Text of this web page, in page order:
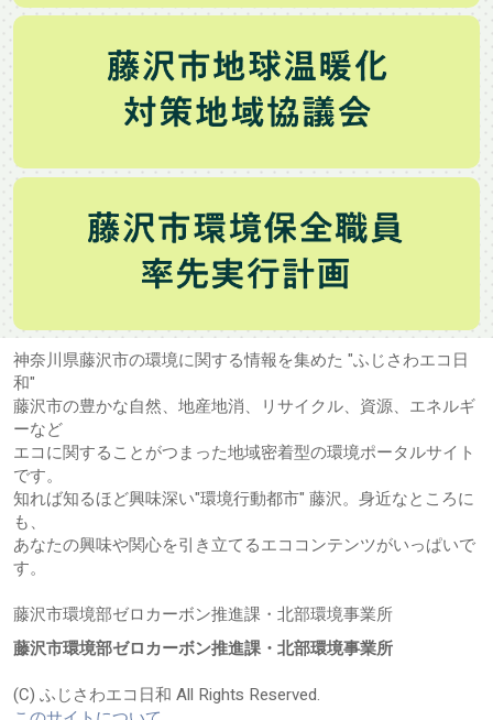
神奈川県藤沢市の環境に関する情報を集めた "ふじさわエコ日
和"
藤沢市の豊かな自然、地産地消、リサイクル、資源、エネルギ
ーなど
エコに関することがつまった地域密着型の環境ポータルサイト
です。
知れば知るほど興味深い"環境行動都市" 藤沢。身近なところに
も、
あなたの興味や関心を引き立てるエココンテンツがいっぱいで
す。
藤沢市環境部ゼロカーボン推進課・北部環境事業所
藤沢市環境部ゼロカーボン推進課・北部環境事業所
(C) ふじさわエコ日和 All Rights Reserved.